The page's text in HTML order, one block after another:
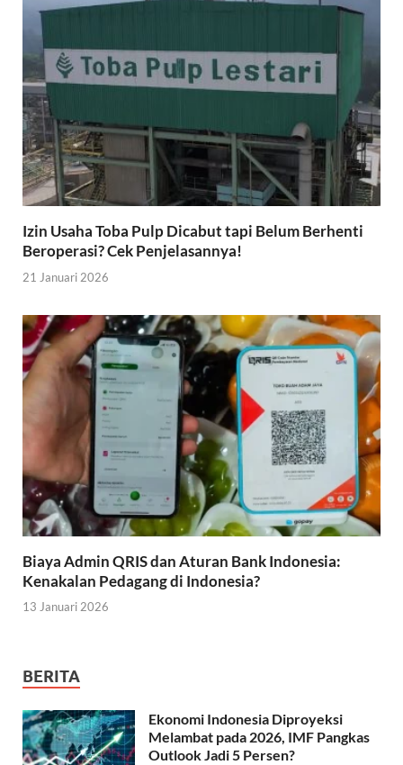
Izin Usaha Toba Pulp Dicabut tapi Belum Berhenti
Beroperasi? Cek Penjelasannya!
21 Januari 2026
Biaya Admin QRIS dan Aturan Bank Indonesia:
Kenakalan Pedagang di Indonesia?
13 Januari 2026
BERITA
Ekonomi Indonesia Diproyeksi
Melambat pada 2026, IMF Pangkas
Outlook Jadi 5 Persen?